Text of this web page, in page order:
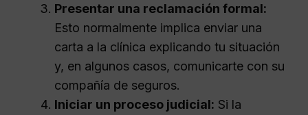
Presentar una reclamación formal:
Esto normalmente implica enviar una
carta a la clínica explicando tu situación
y, en algunos casos, comunicarte con su
compañía de seguros.
Iniciar un proceso judicial: Si la